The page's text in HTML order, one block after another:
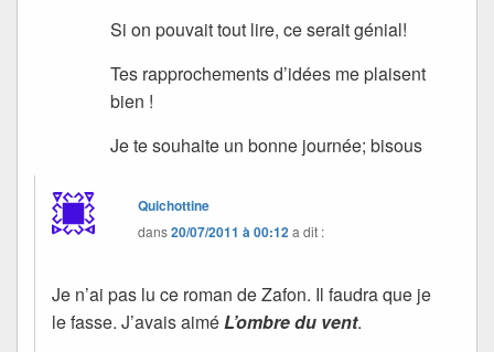
Si on pouvait tout lire, ce serait génial!
Tes rapprochements d’idées me plaisent
bien !
Je te souhaite un bonne journée; bisous
Quichottine
dans20/07/2011 à 00:12a dit :
Je n’ai pas lu ce roman de Zafon. Il faudra que je
le fasse. J’avais aiméL’ombre du vent.